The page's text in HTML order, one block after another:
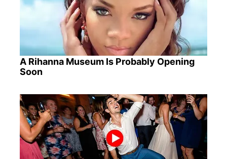
A Rihanna Museum Is Probably Opening
Soon